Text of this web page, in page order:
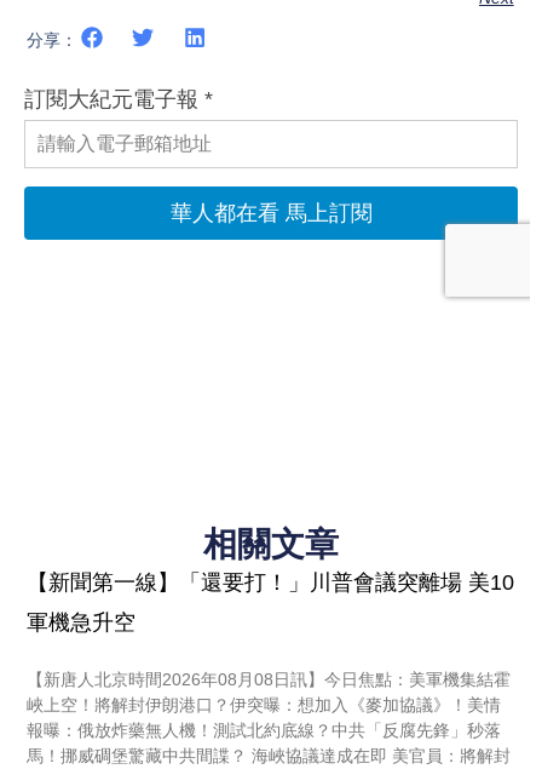
分享：
相關文章
【新聞第一線】「還要打！」川普會議突離場 美10
軍機急升空
【新唐人北京時間2026年08月08日訊】今日焦點：美軍機集結霍
峽上空！將解封伊朗港口？伊突曝：想加入《麥加協議》！美情
報曝：俄放炸藥無人機！測試北約底線？中共「反腐先鋒」秒落
馬！挪威碉堡驚藏中共間諜？ 海峽協議達成在即 美官員：將解封